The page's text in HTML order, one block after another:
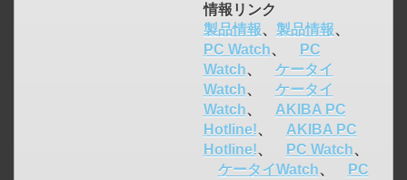
情報リンク
製品情報、 製品情報、
PC Watch、
PC
Watch、
ケータイ
Watch、
ケータイ
Watch、
AKIBA PC
Hotline!、
AKIBA PC
Hotline!、 PC Watch、
ケータイWatch、
PC